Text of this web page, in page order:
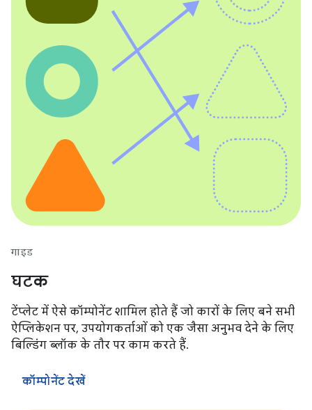
गाइड
घटक
टेंप्लेट में ऐसे कॉम्पोनेंट शामिल होते हैं जो कारों के लिए बने सभी
ऐप्लिकेशन पर, उपयोगकर्ताओं को एक जैसा अनुभव देने के लिए
बिल्डिंग ब्लॉक के तौर पर काम करते हैं.
कॉम्पोनेंट देखें